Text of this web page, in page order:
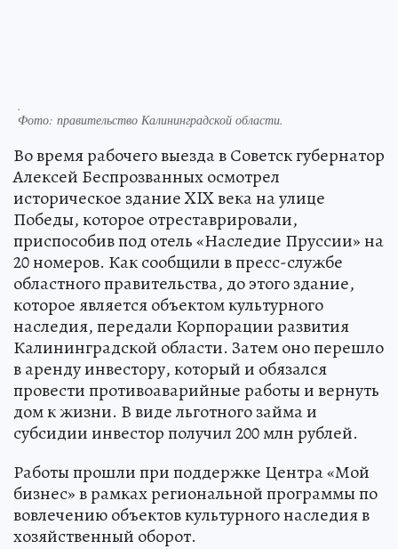
.
Фото: правительство Калининградской области.
Во время рабочего выезда в Советск губернатор
Алексей Беспрозванных осмотрел
историческое здание XIX века на улице
Победы, которое отреставрировали,
приспособив под отель «Наследие Пруссии» на
20 номеров. Как сообщили в пресс-службе
областного правительства, до этого здание,
которое является объектом культурного
наследия, передали Корпорации развития
Калининградской области. Затем оно перешло
в аренду инвестору, который и обязался
провести противоаварийные работы и вернуть
дом к жизни. В виде льготного займа и
субсидии инвестор получил 200 млн рублей.
Работы прошли при поддержке Центра «Мой
бизнес» в рамках региональной программы по
вовлечению объектов культурного наследия в
хозяйственный оборот.